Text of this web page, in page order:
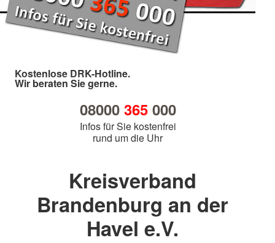
Kostenlose DRK-Hotline.
Wir beraten Sie gerne.
08000 365000
Infos für Sie kostenfrei
rund um die Uhr
Kreisverband
Brandenburg an der
Havel e.V.